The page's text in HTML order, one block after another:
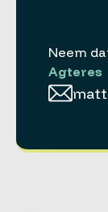
Neem
Agteres